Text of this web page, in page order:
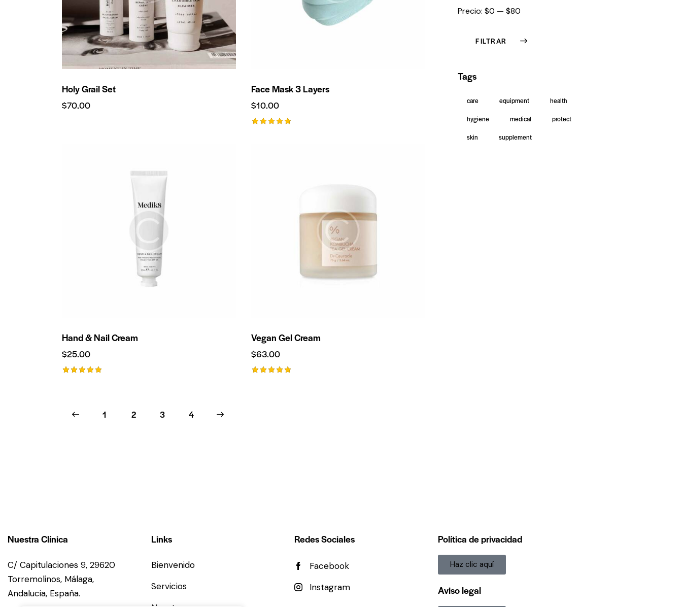
Holy Grail Set
$70.00
Face Mask 3 Layers
$10.00
Hand & Nail Cream
$25.00
Vegan Gel Cream
$63.00
1 2 3 4
FILTRAR
Precio:$0 —$80
Tags
care equipment
health
hygiene
medical
protect
skin
supplement
Nuestra Clínica
C/ Capitulaciones 9, 29620
Torremolinos, Málaga,
Andalucia, España.
Links
Bienvenido
Servicios
Redes Sociales
Facebook
Instagram
Política de privacidad
Haz clic aquí
Aviso legal